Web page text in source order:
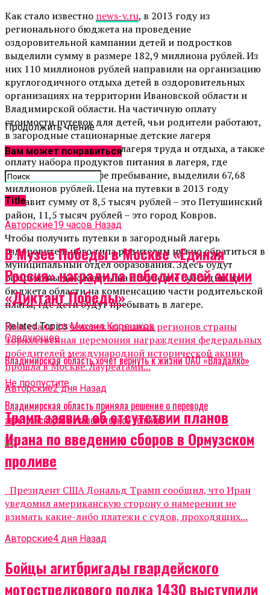
Как стало известно news-v.ru, в 2013 году из
регионального бюджета на проведение
оздоровительной кампании детей и подростков
выделили сумму в размере 182,9 миллиона рублей. Из
них 110 миллионов рублей направили на организацию
круглогодичного отдыха детей в оздоровительных
организациях на территории Ивановской области и
Владимирской области. На частичную оплату
стоимости путевок для детей, чьи родители работают,
в загородные стационарные детские лагеря
оздоровительного типа, лагеря труда и отдыха, а также
оплату набора продуктов питания в лагеря, где
присутствует дневное пребывание, выделили 67,68
миллионов рублей. Цена на путевки в 2013 году
составит сумму от 8,5 тысяч рублей – это Петушинский
район, 11,5 тысяч рублей – это город Ковров.
Чтобы получить путевки в загородный лагерь
оздоровительного типа родителям нужно обратиться в
муниципальный отдел образования. Здесь будут
оформлены документы на получение субсидии из
бюджета области на компенсацию части родительской
платы, где дети будут пребывать в лагере.
Related Topics:Михаил Корешков
Cледующее
Владимирская область хочет вернуть к жизни ОАО «Владалко»
Не пропустите
Владимирская область приняла решение о переводе
автотранспорта на газомоторное топливо
Продолжить чтение
Вам может понравиться
Title
Авторские19 часов Назад
В Музее Победы в Москве «Единая
Россия» наградила победителей акции
«Диктант Победы»
Ими стали 20 человек из разных регионов страны
Торжественная церемония награждения федеральных
победителей международной исторической акции
прошла в Москве. Лауреатами...
Авторские2 дня Назад
Трамп заявил об отсутствии планов
Ирана по введению сборов в Ормузском
проливе
Президент США Дональд Трамп сообщил, что Иран
уведомил американскую сторону о намерении не
взимать какие-либо платежи с судов, проходящих...
Авторские4 дня Назад
Бойцы агитбригады гвардейского
мотострелкового полка 1430 выступили